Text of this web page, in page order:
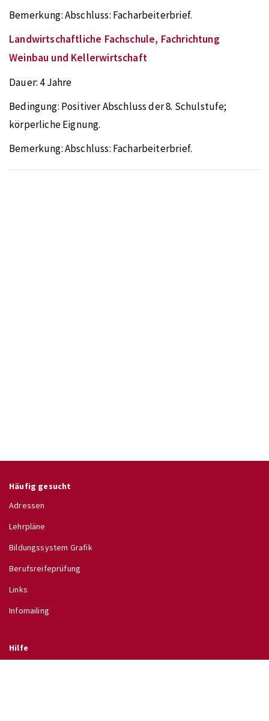
Bemerkung:Abschluss: Facharbeiterbrief.
Landwirtschaftliche Fachschule, Fachrichtung
Weinbau und Kellerwirtschaft
Dauer: 4 Jahre
Bedingung: Positiver Abschluss der 8. Schulstufe;
körperliche Eignung.
Bemerkung:Abschluss: Facharbeiterbrief.
Häufig gesucht
Adressen
Lehrpläne
Bildungssystem Grafik
Berufsreifeprüfung
Links
Infomailing
Hilfe